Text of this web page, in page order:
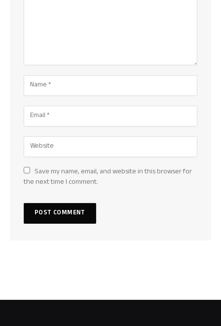
Save my name, email, and website in this browser for
the next time I comment.